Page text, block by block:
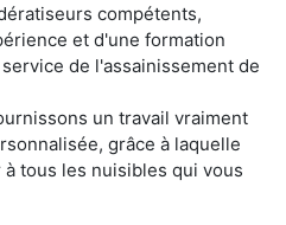
compétents,
et d'une formation
de l'assainissement de
un travail vraiment
grâce à laquelle
tous les nuisibles qui vous